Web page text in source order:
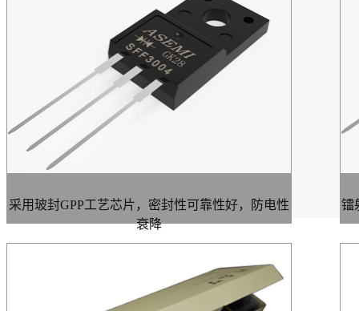
采用玻封GPP工艺芯片，密封性可靠性好，防电性
衰降
镭